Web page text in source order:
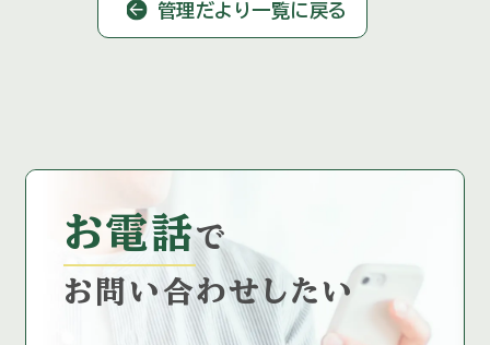
管理だより一覧に戻る
お電話で
お問い合わせしたい